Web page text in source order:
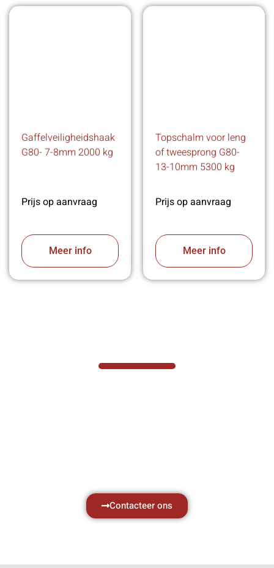
Gaffelveiligheidshaak
G80- 7-8mm 2000 kg
Prijs op aanvraag
Meer info
Topschalm voor leng
of tweesprong G80-
13-10mm 5300 kg
Prijs op aanvraag
Meer info
Contacteer ons